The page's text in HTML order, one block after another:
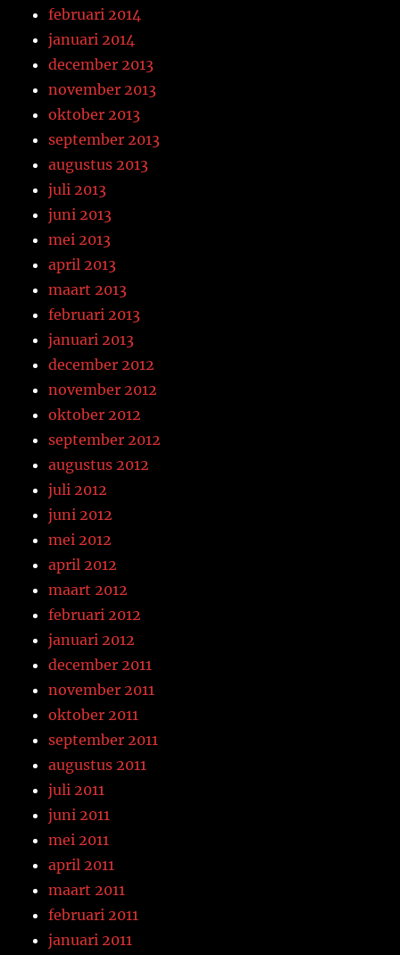
februari 2014
januari 2014
december 2013
november 2013
oktober 2013
september 2013
augustus 2013
juli 2013
juni 2013
mei 2013
april 2013
maart 2013
februari 2013
januari 2013
december 2012
november 2012
oktober 2012
september 2012
augustus 2012
juli 2012
juni 2012
mei 2012
april 2012
maart 2012
februari 2012
januari 2012
december 2011
november 2011
oktober 2011
september 2011
augustus 2011
juli 2011
juni 2011
mei 2011
april 2011
maart 2011
februari 2011
januari 2011